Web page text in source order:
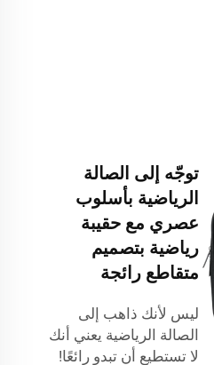
توجّه إلى الصالة
الرياضية بأسلوب
عصري مع حقيبة
رياضية بتصميم
متقاطع رائجة
ليس لأنك ذاهب إلى
الصالة الرياضية يعني أنك
لا تستطيع أن تبدو رائعًا!